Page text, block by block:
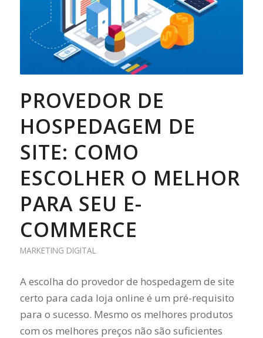
PROVEDOR DE
HOSPEDAGEM DE
SITE: COMO
ESCOLHER O MELHOR
PARA SEU E-
COMMERCE
MARKETING DIGITAL
A escolha do provedor de hospedagem de site
certo para cada loja online é um pré-requisito
para o sucesso. Mesmo os melhores produtos
com os melhores preços não são suficientes